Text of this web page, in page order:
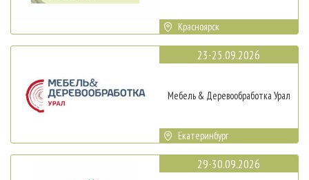
Красноярск
23-25.09.2026
Мебель & Деревообработка Урал
Екатеринбург
29-30.09.2026